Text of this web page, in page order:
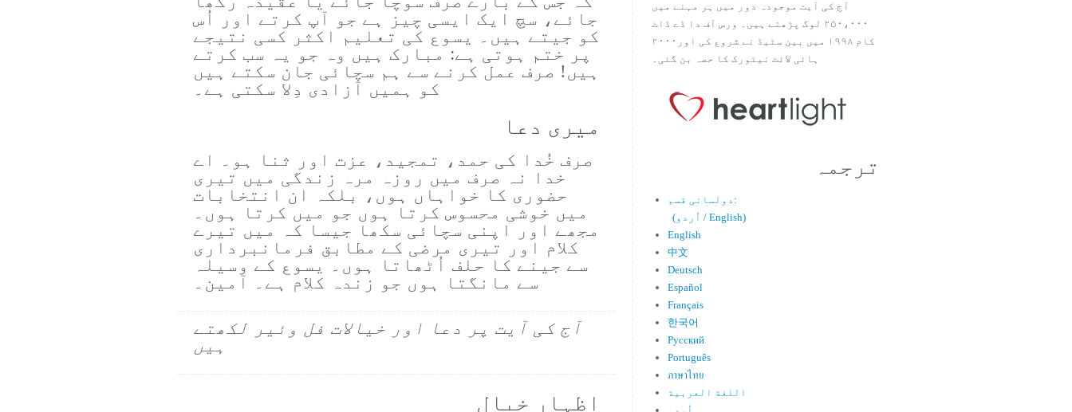
جائے، سچ ایک ایسی چیز ہے جو آپ کرتے اور اُس
کو جیتے ہیں۔ یسوع کی تعلیم اکثر کسی نتیجے
پر ختم ہوتی ہے: مبارک ہیں وہ جو یہ سب کرتے
ہیں! صرف عمل کرنے سے ہم سچائی جان سکتے ہیں
کو ہمیں آزادی دِلا سکتی ہے۔
میری دعا
صرف خُدا کی حمد، تمجید، عزت اور ثنا ہو۔ اے
خدا نہ صرف میں روزہ مرہ زندگی میں تیری
حضوری کا خواہاں ہوں، بلکہ ان انتخابات
میں خوشی محسوس کرتا ہوں جو میں کرتا ہوں۔
مجھے اور اپنی سچائی سکھا جیسا کہ میں تیرے
کلام اور تیری مرضی کے مطابق فرمانبرداری
سے جینے کا حلف اُٹھاتا ہوں۔ یسوع کے وسیلہ
سے مانگتا ہوں جو زندہ کلام ہے۔ آمین۔
آج کی آیت پر دعا اور خیالات فل وئیر لکھتے
ہیں
اظہارِ خیال
آج کی آیت موجودہ دور میں ہر مہنے میں
۲۵۰،۰۰۰ لوگ پڑھتے ہیں۔ ورس آف دا ڈے ڈاٹ
کام ۱۹۹۸ میں بین سٹیڈ نے شروع کی اور۲۰۰۰
ہائی لائٹ نیٹورک کا حصہ بن گئی۔
ترجمہ
دولسانی قسم:
(اُردو / English)
English
中文
Deutsch
Español
Français
한국어
Русский
Português
ภาษาไทย
اللغة العربية